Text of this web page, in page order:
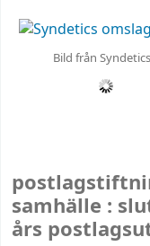
Bild från Syndetics
samhälle :
års